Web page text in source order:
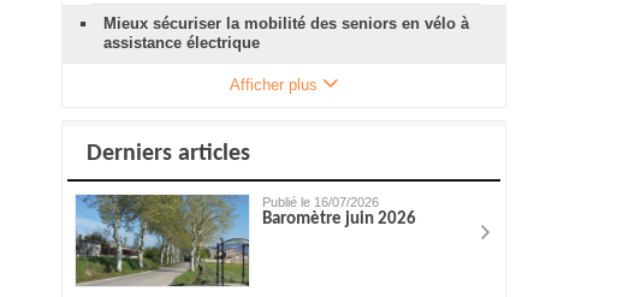
Mieux sécuriser la mobilité des seniors en vélo à
assistance électrique
Afficher plus
Derniers articles
Publié le 16/07/2026
Baromètre juin 2026